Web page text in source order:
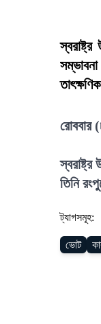
রোববার
তিনি
ট্যাগসমূহ:
ভোট